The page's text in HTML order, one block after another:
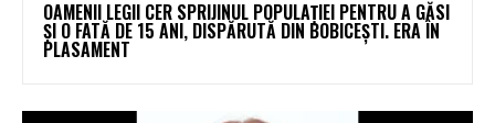
OAMENII LEGII CER SPRIJINUL POPULAȚIEI PENTRU A GĂSI
ȘI O FATĂ DE 15 ANI, DISPĂRUTĂ DIN BOBICEȘTI. ERA ÎN
PLASAMENT